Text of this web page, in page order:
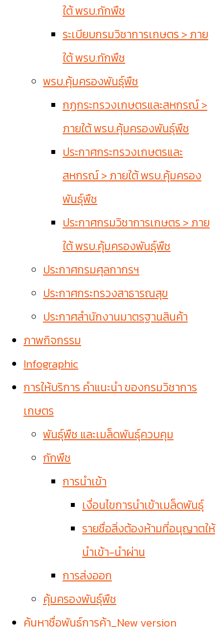
ใต้ พรบ.กักพืช
ระเบียบกรมวิชาการเกษตร > ภาย
ใต้ พรบ.กักพืช
พรบ.คุ้มครองพันธุ์พืช
กฏกระทรวงเกษตรและสหกรณ์ >
ภายใต้ พรบ.คุ้มครองพันธุ์พืช
ประกาศกระทรวงเกษตรและ
สหกรณ์ > ภายใต้ พรบ.คุ้มครอง
พันธุ์พืช
ประกาศกรมวิชาการเกษตร > ภาย
ใต้ พรบ.คุ้มครองพันธุ์พืช
ประกาศกรมศุลกากรฯ
ประกาศกระทรวงสาธารณสุข
ประกาศสำนักงานมาตรฐานสินค้า
ภาพกิจกรรม
Infographic
การให้บริการ คำแนะนำ ของกรมวิชาการ
เกษตร
พันธุ์พืช และเมล็ดพันธุ์ควบคุม
กักพืช
การนำเข้า
เงื่อนไขการนำเข้าเมล็ดพันธุ์
รายชื่อสิ่งต้องห้ามที่อนุญาตให้
นำเข้า-นำผ่าน
การส่งออก
คุ้มครองพันธุ์พืช
ค้นหาชื่อพันธุ์การค้า_New version